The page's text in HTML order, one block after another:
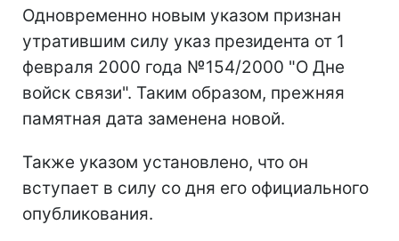
Одновременно новым указом признан
утратившим силу указ президента от 1
февраля 2000 года №154/2000 "О Дне
войск связи". Таким образом, прежняя
памятная дата заменена новой.
Также указом установлено, что он
вступает в силу со дня его официального
опубликования.